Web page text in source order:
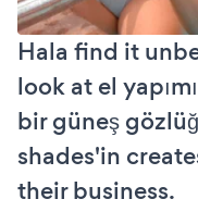
Hala find it
look at el
bir güneş
shades'in
their business.